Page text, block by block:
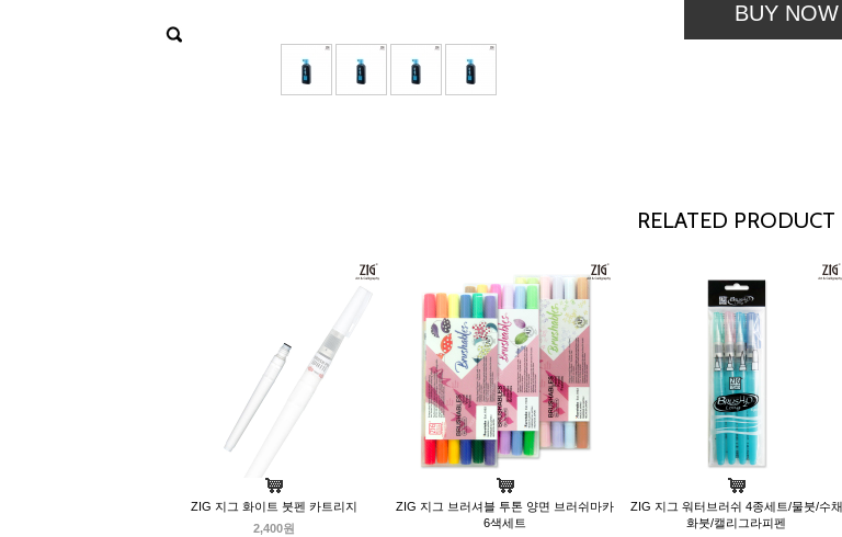
BUY NOW
RELATED PRODUCT
ZIG 지그 화이트 붓펜 카트리지
2,400원
ZIG 지그 브러셔블 투톤 양면 브러쉬마카
6색세트
ZIG 지그 워터브러쉬 4종세트/물붓/수채
화붓/캘리그라피펜